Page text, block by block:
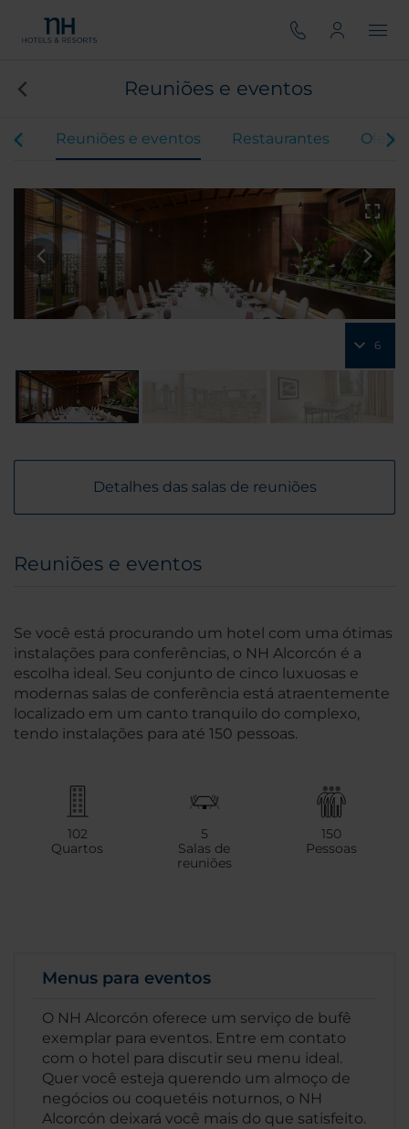
Reuniões e eventos
Reuniões e eventos Restaurantes
6
Detalhes das salas de reuniões
Reuniões e eventos
Se você está procurando um hotel com uma ótimas
instalações para conferências, o NH Alcorcón é a
escolha ideal. Seu conjunto de cinco luxuosas e
modernas salas de conferência está atraentemente
localizado em um canto tranquilo do complexo,
tendo instalações para até 150 pessoas.
102
Quartos
5
Salas de
reuniões
150
Pessoas
Menus para eventos
O NH Alcorcón oferece um serviço de bufê
exemplar para eventos. Entre em contato
com o hotel para discutir seu menu ideal.
Quer você esteja querendo um almoço de
negócios ou coquetéis noturnos, o NH
Alcorcón deixará você mais do que satisfeito.